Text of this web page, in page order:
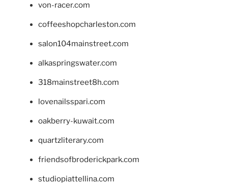
von-racer.com
coffeeshopcharleston.com
salon104mainstreet.com
alkaspringswater.com
318mainstreet8h.com
lovenailsspari.com
oakberry-kuwait.com
quartzliterary.com
friendsofbroderickpark.com
studiopiattellina.com